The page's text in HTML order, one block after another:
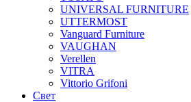
UNIVERSAL FURNITURE
UTTERMOST
Vanguard Furniture
VAUGHAN
Verellen
VITRA
Vittorio Grifoni
Свет